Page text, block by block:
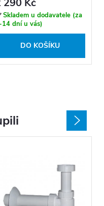
290 Kč
Skladem u dodavatele (za
dní u vás)
DO KOŠÍKU